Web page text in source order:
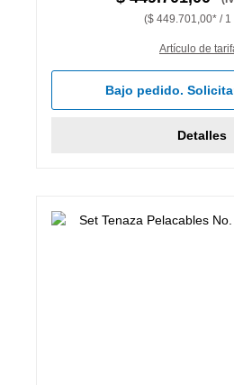
($ 449.701,00* / 1
Artículo de
Bajo pedido.
Detalles